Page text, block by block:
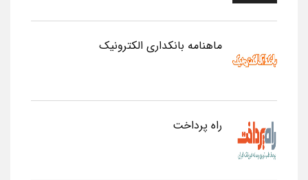
ماهنامه بانکداری الکترونیک
راه پرداخت